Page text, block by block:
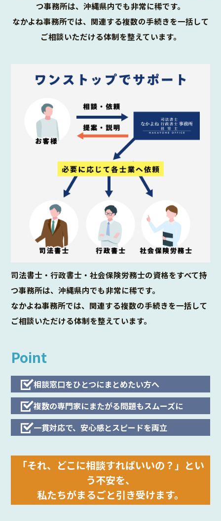
つ事務所は、沖縄県内でも非常に稀です。
なかよね事務所では、関連する複数の手続きを一括して
ご相談いただける体制を整えています。
司法書士・行政書士・社会保険労務士の資格をすべて持
つ事務所は、沖縄県内でも非常に稀です。
なかよね事務所では、関連する複数の手続きを一括して
ご相談いただける体制を整えています。
Point
相談窓口をひとつにまとめたい方へ
複数の専門家にまたがる問題もスムーズに
一貫対応で、安心感とスピードを両立
「それ、どこに相談すればいいの？」とい
う不安を、
私たちがまるごと引き受けます。